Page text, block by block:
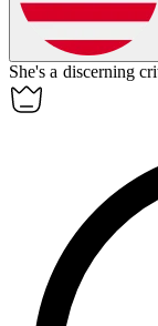
She's a discerning